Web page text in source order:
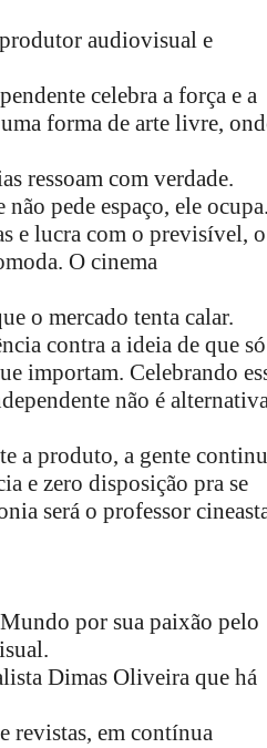
audiovisual e
celebra a força e a
forma de arte livre,
ressoam com verdade.
pede espaço, ele ocupa.
e lucra com o previsível, o
O cinema
o mercado tenta calar.
contra a ideia de que só
importam. Celebrando
não é
a produto, a gente
e zero disposição pra se
será o professor
por sua paixão pelo
Dimas Oliveira que há
revistas, em contínua